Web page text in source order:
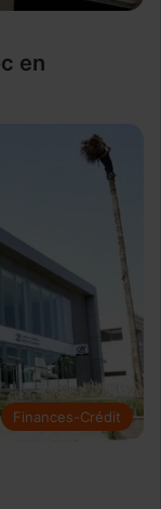
en
Finances-Crédit